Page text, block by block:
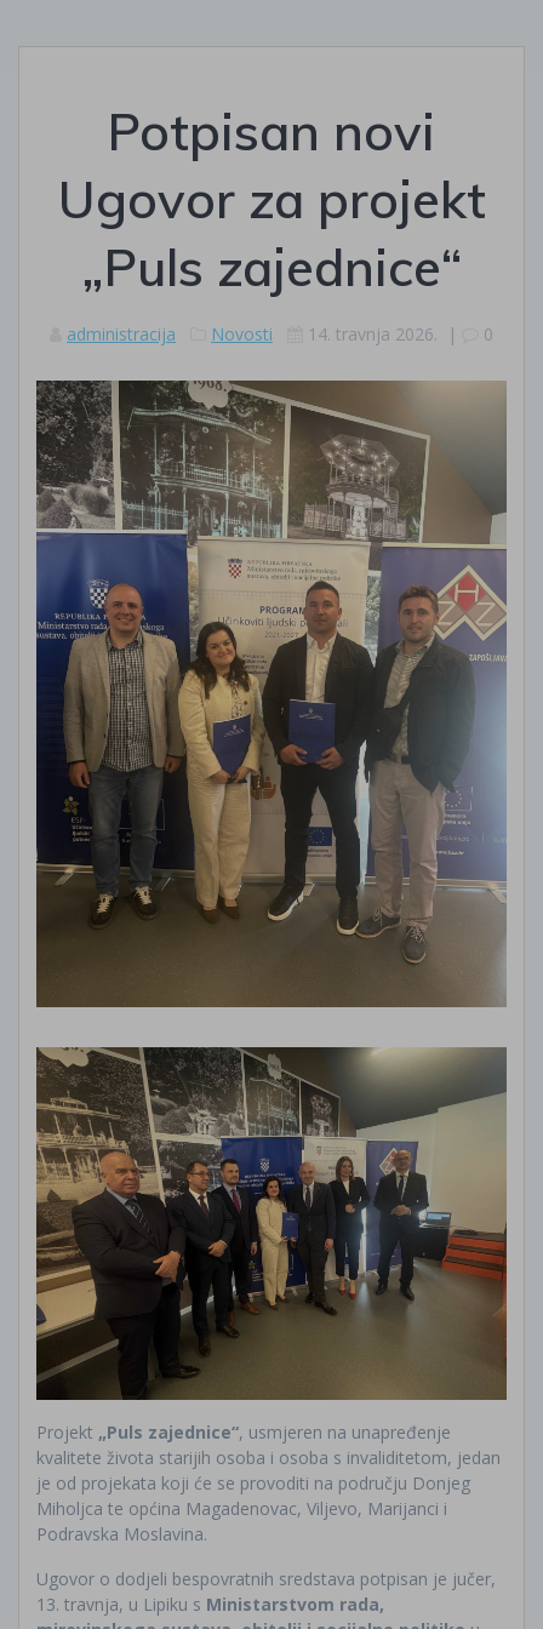
Potpisan novi
Ugovor za projekt
„Puls zajednice“
administracija Novosti 14. travnja 2026. | 0
Projekt „Puls zajednice“, usmjeren na unapređenje
kvalitete života starijih osoba i osoba s invaliditetom, jedan
je od projekata koji će se provoditi na području Donjeg
Miholjca te općina Magadenovac, Viljevo, Marijanci i
Podravska Moslavina.
Ugovor o dodjeli bespovratnih sredstava potpisan je jučer,
13. travnja, u Lipiku s Ministarstvom rada,